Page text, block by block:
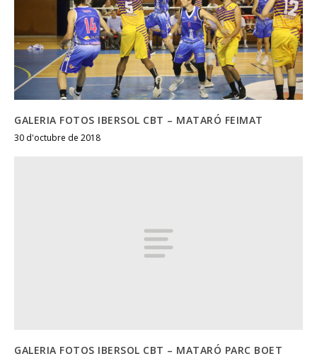
GALERIA FOTOS IBERSOL CBT – MATARÓ FEIMAT
30 d'octubre de 2018
GALERIA FOTOS IBERSOL CBT – MATARÓ PARC BOET